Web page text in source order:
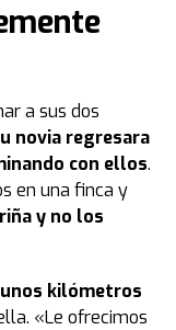
a sus dos
novia regresara
con ellos.
en una finca y
y no los
kilómetros
«Le ofrecimos